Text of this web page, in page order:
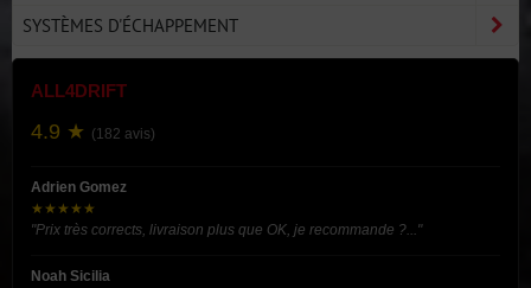
SYSTÈMES D'ÉCHAPPEMENT
ALL4DRIFT
4.9 ★ (182 avis)
Adrien Gomez
★★★★★
"Prix très corrects, livraison plus que OK, je recommande ?..."
Noah Sicilia